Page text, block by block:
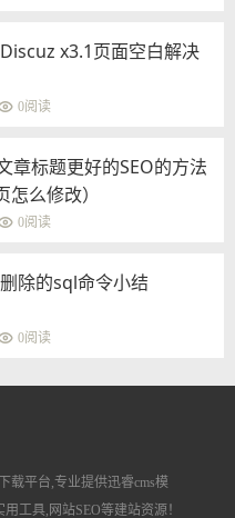
x3.1页面空白解决
0阅读
章标题更好的SEO的方法
怎么修改）
0阅读
除的sql命令小结
0阅读
载平台,专业提供迅睿cms模
工具,网站SEO等建站资源！